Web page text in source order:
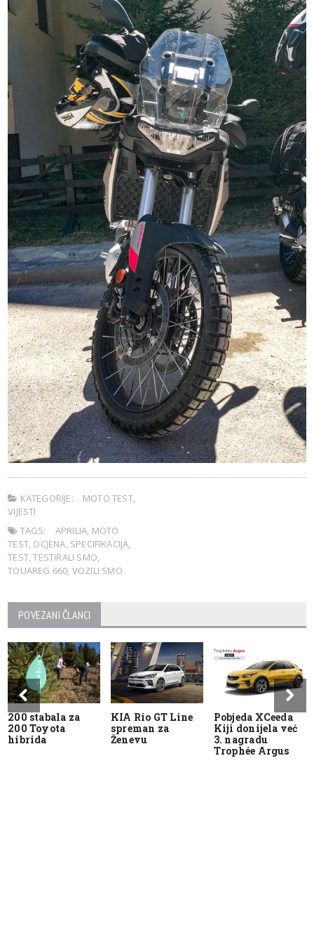
KATEGORIJE: MOTO TEST,
VIJESTI
TAGS:
APRILIA MOTO
TEST, OCJENA SPECIFIKACIJA
TEST,TESTIRALI SMO
TOUAREG 660 VOZILI SMO
POVEZANI ČLANCI
200 stabala za
200 Toyota
hibrida
KIA Rio GT Line
spreman za
Ženevu
Pobjeda XCeeda
Kiji donijela već
3. nagradu
Trophée Argus